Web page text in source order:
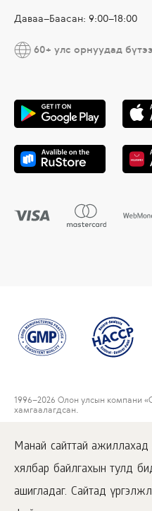
Манай сайттай ажиллахад
хялбар байлгахын тулд
ашигладаг. Сайтад
Даваа–Баасан: 9:00–18:00
60+ улс орнуудад
1996–2026 Олон улсын компани
хамгаалагдсан.
боломжтой.
Хэрэглэгчийн гэрээ
Нууцлалын бодлого